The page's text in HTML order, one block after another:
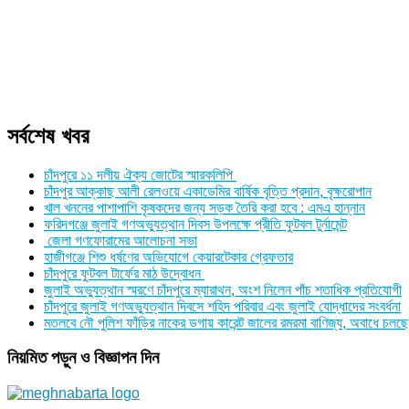
সর্বশেষ খবর
চাঁদপুরে ১১ দলীয় ঐক্য জোটের স্মারকলিপি
চাঁদপুর আক্কাছ আলী রেলওয়ে একাডেমির বার্ষিক বৃত্তি প্রদান, বৃক্ষরোপান
খাল খননের পাশাপাশি কৃষকদের জন্য সড়ক তৈরি করা হবে : এমএ হান্নান
ফরিদগঞ্জে জুলাই গণঅভ্যুত্থান দিবস উপলক্ষে প্রীতি ফুটবল টুর্নামেন্ট
জেলা গণফোরামের আলোচনা সভা
হাজীগঞ্জে শিশু ধর্ষণের অভিযোগে কেয়ারটেকার গ্রেফতার
চাঁদপুরে ফুটবল টার্ফের মাঠ উদ্বোধন
জুলাই অভ্যুত্থান স্মরণে চাঁদপুরে ম্যারাথন, অংশ নিলেন পাঁচ শতাধিক প্রতিযোগী
চাঁদপুরে জুলাই গণঅভ্যুত্থান দিবসে শহিদ পরিবার এবং জুলাই যোদ্ধাদের সংবর্ধনা
মতলবে নৌ পুলিশ ফাঁড়ির নাকের ডগায় কারেন্ট জালের রমরমা বাণিজ্য, অবাধে
নিয়মিত পড়ুন ও বিজ্ঞাপন দিন